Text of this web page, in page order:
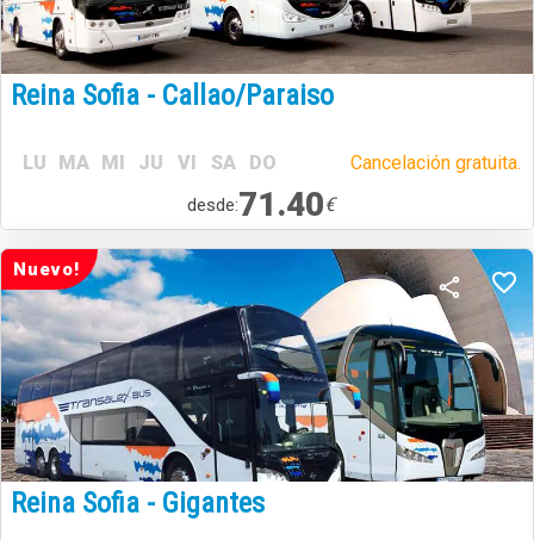
Reina Sofia - Callao/Paraiso
LU MA MI JU VI SA DO Cancelación gratuita.
desde:71.40€
Nuevo!
Reina Sofia - Gigantes